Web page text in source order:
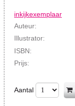
inkijkexemplaar
Auteur:
Illustrator:
ISBN:
Prijs:
Aantal